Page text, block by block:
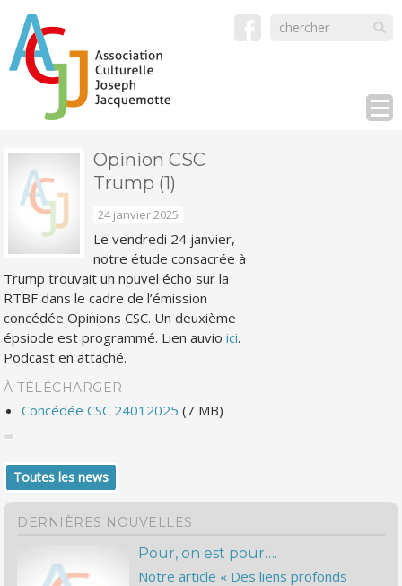
Opinion CSC
Trump (1)
24 janvier 2025
Le vendredi 24 janvier,
notre étude consacrée à
Trump trouvait un nouvel écho sur la
RTBF dans le cadre de l’émission
concédée Opinions CSC. Un deuxième
épsiode est programmé. Lien auvioici.
Podcast en attaché.
À TÉLÉCHARGER
Concédée CSC 24012025 (7 MB)
Toutes les news
DERNIÈRES NOUVELLES
Pour, on est pour….
Notre article « Des liens profonds